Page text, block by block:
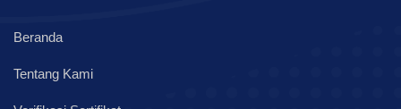
Beranda
Tentang Kami